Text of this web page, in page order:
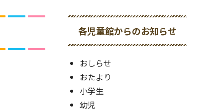
各児童館からのお知らせ
おしらせ
おたより
小学生
幼児